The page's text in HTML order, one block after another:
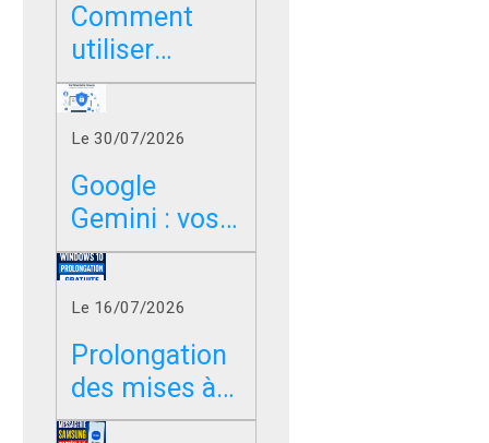
Comment
utiliser
Google sans
les résumés
IA dans
Chrome, Edge
et Firefox ?
Le 30/07/2026
Google
Gemini : vos
photos,
vidéos et
messages
peuvent-ils
servir à
entraîner l’IA
Le 16/07/2026
Prolongation
des mises à
jour de